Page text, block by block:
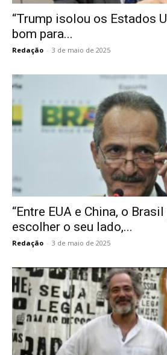
“Trump isolou os Estados
bom para...
Redação - 3 de maio de 2025
“Entre EUA e China, o
escolher o seu lado,...
Redação - 3 de maio de 2025